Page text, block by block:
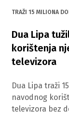
TRAŽI 15 MILIONA
Dua Lipa
korištenja
televizora
Dua Lipa traži
navodnog
televizora bez